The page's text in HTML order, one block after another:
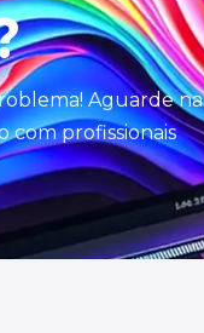
Aguarde na
profissionais